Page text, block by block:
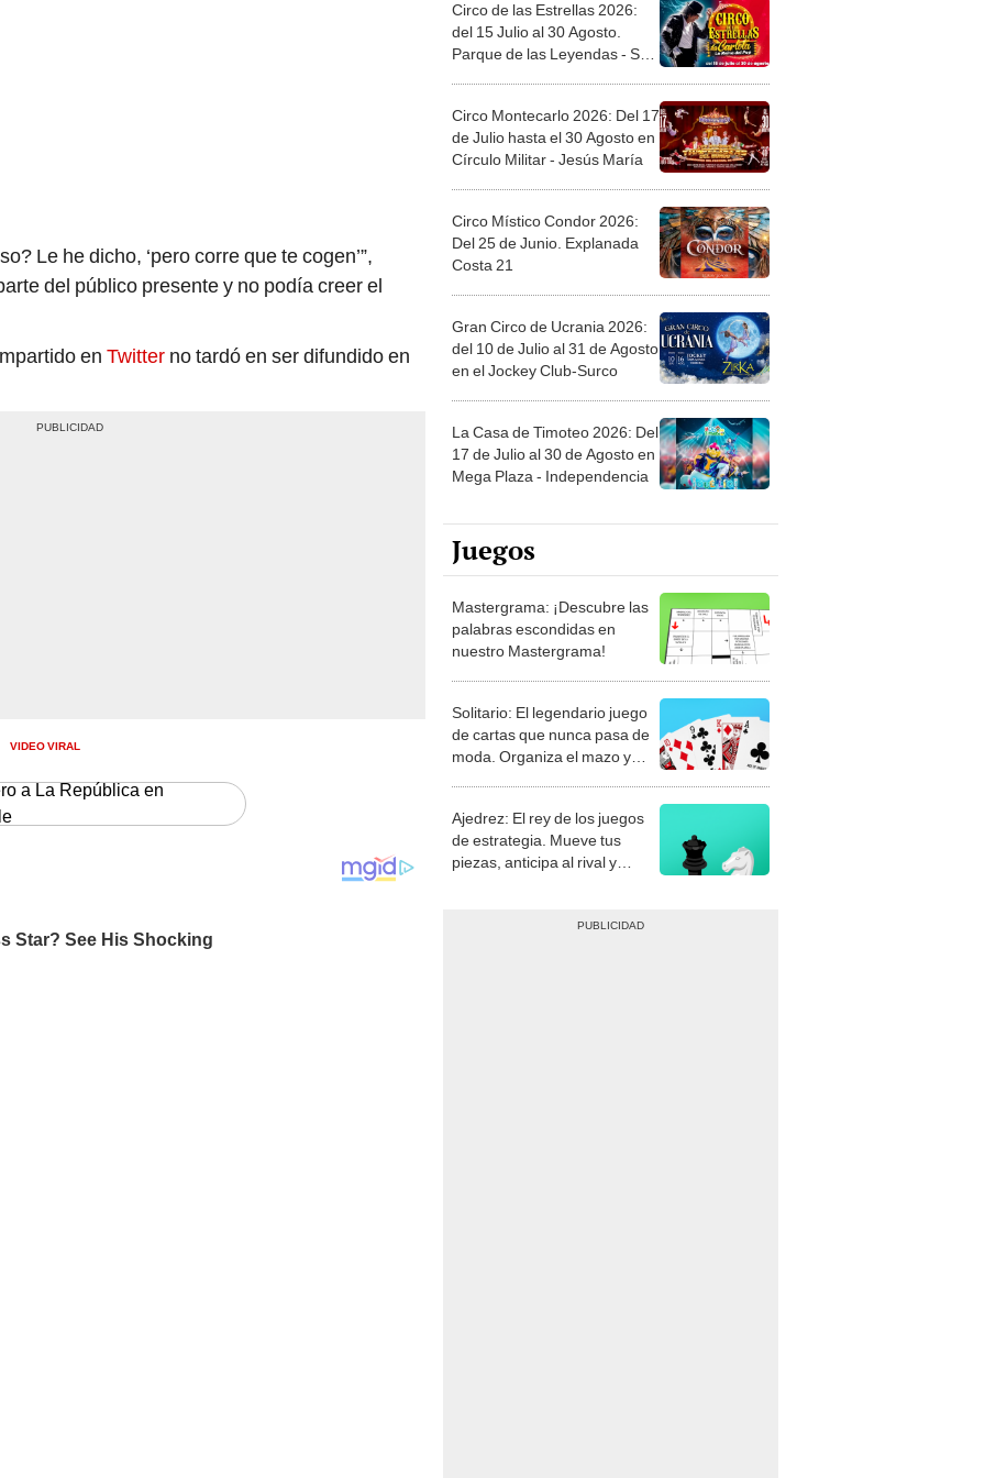
Le he dicho, ‘pero corre que te cogen’”,
del público presente y no podía creer el
en Twitter no tardó en ser difundido en
VIDEO VIRAL
a La República en
Circo de las Estrellas 2026:
del 15 Julio al 30 Agosto.
Parque de las Leyendas - San
Circo Montecarlo 2026: Del 17
de Julio hasta el 30 Agosto en
Círculo Militar - Jesús María
Circo Místico Condor 2026:
Del 25 de Junio. Explanada
Costa 21
Gran Circo de Ucrania 2026:
del 10 de Julio al 31 de Agosto
en el Jockey Club-Surco
La Casa de Timoteo 2026: Del
17 de Julio al 30 de Agosto en
Mega Plaza - Independencia
Juegos
Mastergrama: ¡Descubre las
palabras escondidas en
nuestro Mastergrama!
Solitario: El legendario juego
de cartas que nunca pasa de
moda. Organiza el mazo y
Ajedrez: El rey de los juegos
de estrategia. Mueve tus
piezas, anticipa al rival y